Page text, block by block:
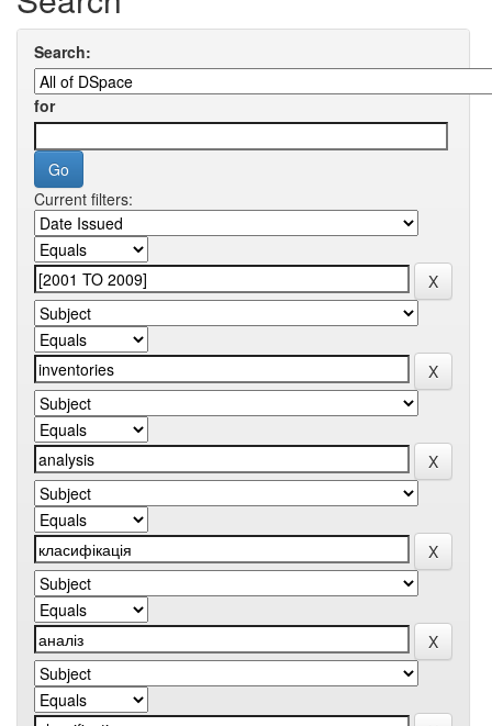
Search:
for
Current filters: